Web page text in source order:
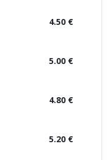
4.50 €
5.00 €
4.80 €
5.20 €